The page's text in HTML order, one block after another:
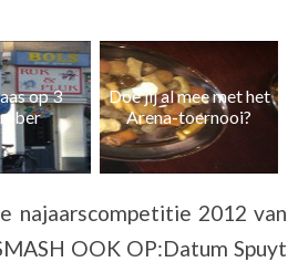
met het
Win prijzen & steun de
club
najaarscompetitie 2012 van
OOK OP:Datum Spuyt